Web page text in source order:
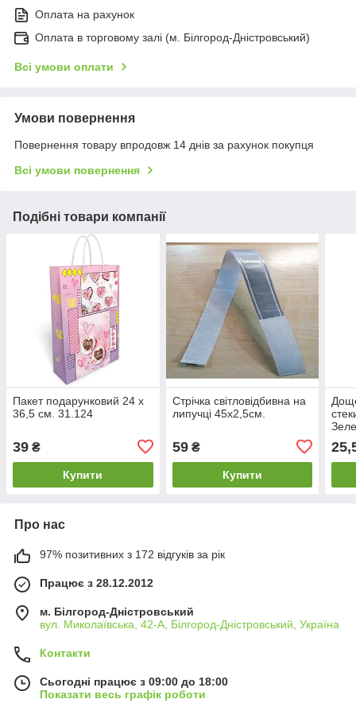
Оплата на рахунок
Оплата в торговому залі (м. Білгород-Дністровський)
Всі умови оплати
Умови повернення
Повернення товару впродовж 14 днів за рахунок покупця
Всі умови повернення
Подібні товари компанії
Пакет подарунковий 24 х
36,5 см. 31.124
39 ₴
Купити
Стрічка світловідбивна на
липучці 45х2,5см.
59₴
Купити
Про нас
97% позитивних з 172 відгуків за рік
Працює з 28.12.2012
м. Білгород-Дністровський
вул. Миколаївська, 42-А, Білгород-Дністровський, Україна
Контакти
Сьогодні працює з 09:00 до 18:00
Показати весь графік роботи